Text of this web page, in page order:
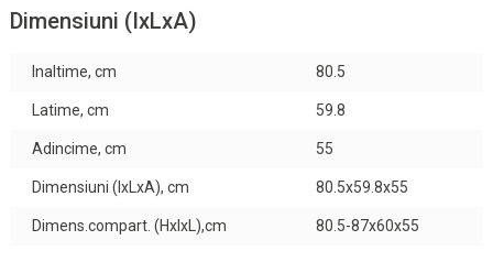
Dimensiuni (IxLxA)
Inaltime, cm 80.5
Latime, cm 59.8
Adincime, cm 55
Dimensiuni (IxLxA), cm 80.5x59.8x55
Dimens.compart. (HxlxL),сm 80.5-87x60x55